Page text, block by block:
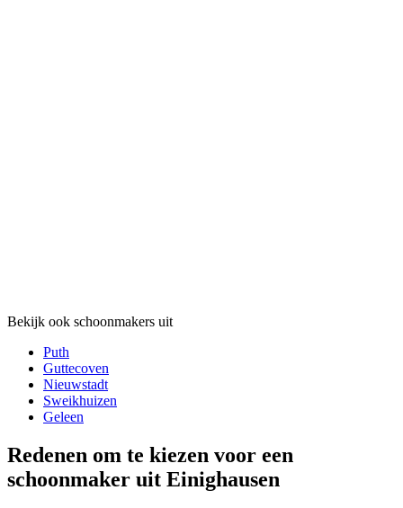
Bekijk ook schoonmakers uit
Puth
Guttecoven
Nieuwstadt
Sweikhuizen
Geleen
Redenen om te kiezen voor een
schoonmaker uit Einighausen